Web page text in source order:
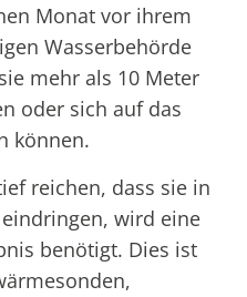
Monat vor ihrem
Wasserbehörde
mehr als 10 Meter
oder sich auf das
können.
reichen, dass sie in
wird eine
benötigt. Dies ist